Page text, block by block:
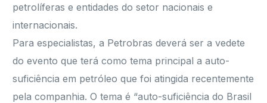
petrolíferas e entidades do setor nacionais e
internacionais.
Para especialistas, a Petrobras deverá ser a vedete
do evento que terá como tema principal a auto-
suficiência em petróleo que foi atingida recentemente
pela companhia. O tema é “auto-suficiência do Brasil